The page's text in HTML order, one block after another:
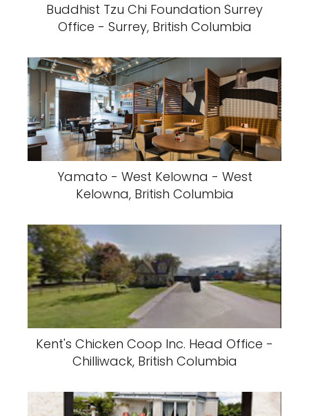
Buddhist Tzu Chi Foundation Surrey
Office - Surrey, British Columbia
Yamato - West Kelowna - West
Kelowna, British Columbia
Kent's Chicken Coop Inc. Head Office -
Chilliwack, British Columbia